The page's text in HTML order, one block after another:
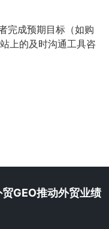
完成预期目标（如购
上的及时沟通工具咨
GEO推动外贸业绩